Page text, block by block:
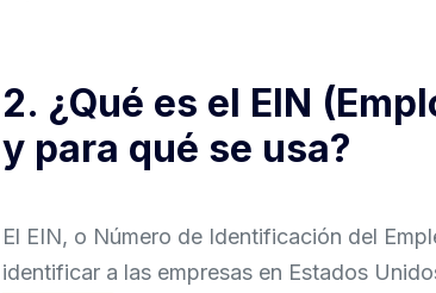
2. ¿Qué es el EIN
y para qué se usa?
El EIN, o Número de Identificación del
identificar a las empresas en Estados